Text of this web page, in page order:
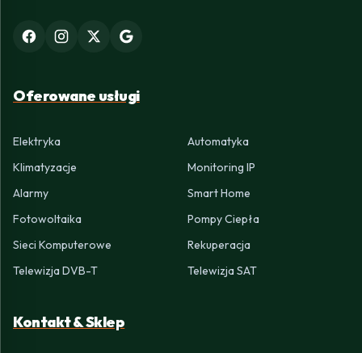
Oferowane usługi
Elektryka
Automatyka
Klimatyzacje
Monitoring IP
Alarmy
Smart Home
Fotowoltaika
Pompy Ciepła
Sieci Komputerowe
Rekuperacja
Telewizja DVB-T
Telewizja SAT
Kontakt & Sklep